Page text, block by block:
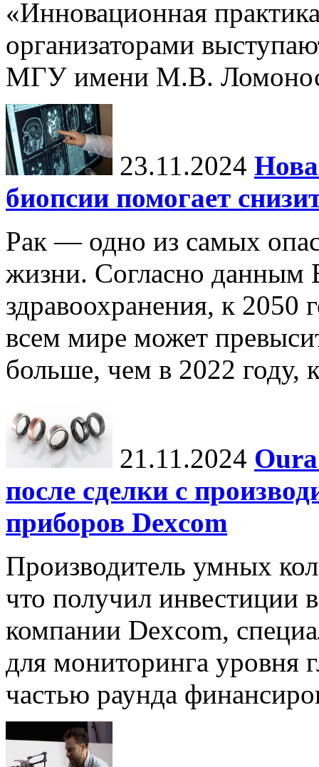
«Инновационная
организаторами
МГУ имени М.В.
23.11.2024
биопсии помогает
Рак — одно из самых
жизни. Согласно данным
здравоохранения, к 2050
всем мире может
больше, чем в 2022 году,
21.11.2024
после сделки с
приборов Dexcom
Производитель умных
что получил инвестиции
компании Dexcom,
для мониторинга уровня
частью раунда